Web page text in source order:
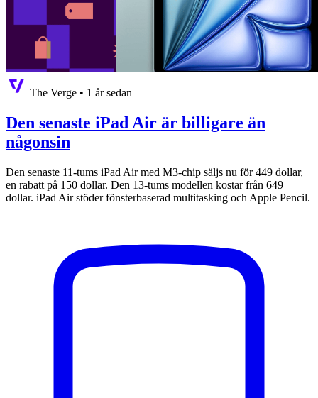
The Verge • 1 år sedan
Den senaste iPad Air är billigare än
någonsin
Den senaste 11-tums iPad Air med M3-chip säljs nu för 449 dollar,
en rabatt på 150 dollar. Den 13-tums modellen kostar från 649
dollar. iPad Air stöder fönsterbaserad multitasking och Apple Pencil.